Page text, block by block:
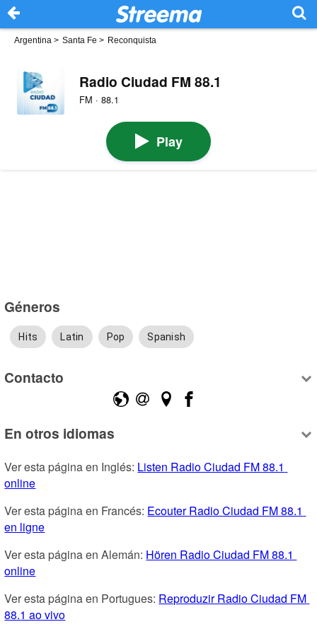
Argentina > Santa Fe > Reconquista
Radio Ciudad FM 88.1
FM · 88.1
Play
Géneros
Hits Latin Pop Spanish
Contacto
En otros idiomas
Ver esta página en Inglés: Listen Radio Ciudad FM 88.1
online
Ver esta página en Francés: Ecouter Radio Ciudad FM 88.1
en ligne
Ver esta página en Alemán: Hören Radio Ciudad FM 88.1
online
Ver esta página en Portugues: Reproduzir Radio Ciudad FM
88.1 ao vivo